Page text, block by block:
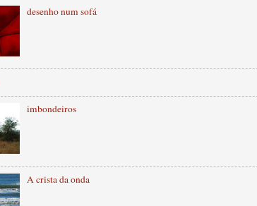
desenho num sofá
imbondeiros
A crista da onda